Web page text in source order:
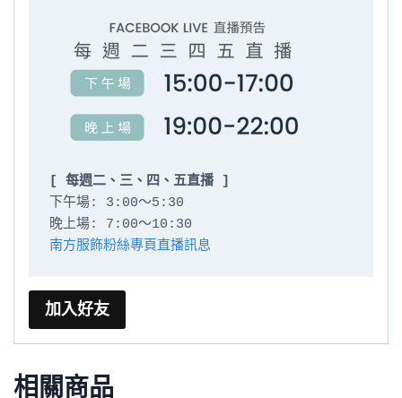
[ 每週二、三、四、五直播 ]
下午場: 3:00～5:30
南方服飾粉絲專頁直播訊息
加入好友
相關商品